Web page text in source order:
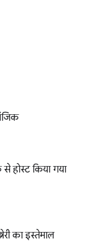
होस्ट किया गया
का इस्तेमाल